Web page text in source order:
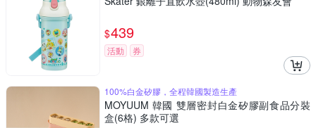
$439
活動 券
100%白金矽膠，全程韓國製造生產
MOYUUM 韓國 雙層密封白金矽膠副食品分裝
盒(6格) 多款可選